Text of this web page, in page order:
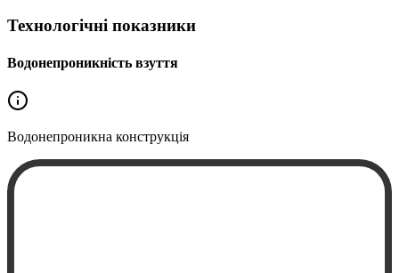
Технологічні показники
Водонепроникність взуття
Водонепроникна конструкція